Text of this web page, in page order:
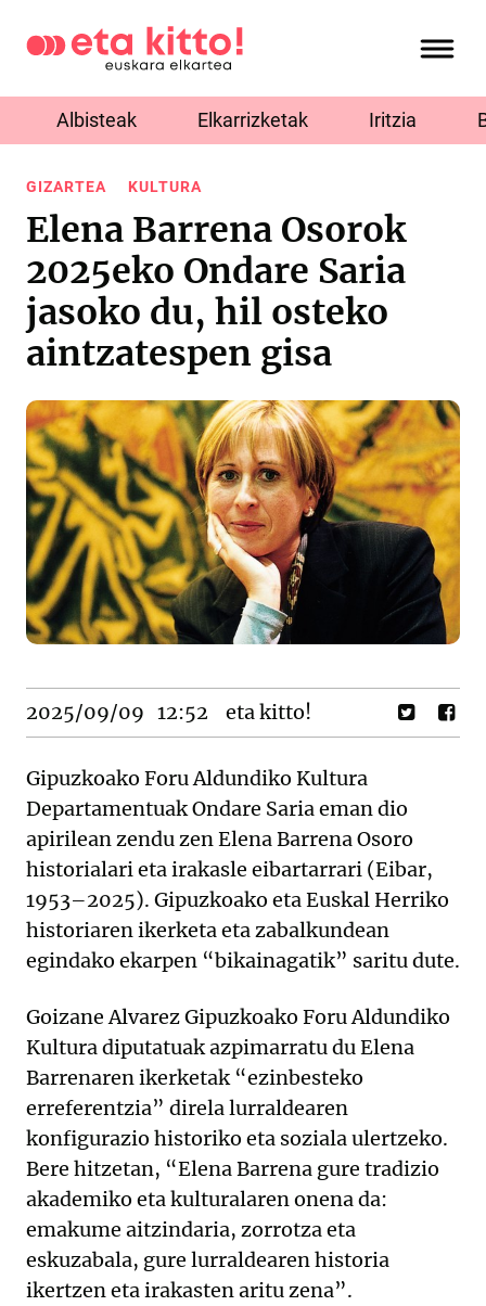
Albisteak Elkarrizketak Iritzia
GIZARTEA KULTURA
Elena Barrena Osorok
2025eko Ondare Saria
jasoko du, hil osteko
aintzatespen gisa
2025/09/09 12:52 eta kitto!
Gipuzkoako Foru Aldundiko Kultura
Departamentuak Ondare Saria eman dio
apirilean zendu zen Elena Barrena Osoro
historialari eta irakasle eibartarrari (Eibar,
1953–2025). Gipuzkoako eta Euskal Herriko
historiaren ikerketa eta zabalkundean
egindako ekarpen “bikainagatik” saritu dute.
Goizane Alvarez Gipuzkoako Foru Aldundiko
Kultura diputatuak azpimarratu du Elena
Barrenaren ikerketak “ezinbesteko
erreferentzia” direla lurraldearen
konfigurazio historiko eta soziala ulertzeko.
Bere hitzetan, “Elena Barrena gure tradizio
akademiko eta kulturalaren onena da:
emakume aitzindaria, zorrotza eta
eskuzabala, gure lurraldearen historia
ikertzen eta irakasten aritu zena”.